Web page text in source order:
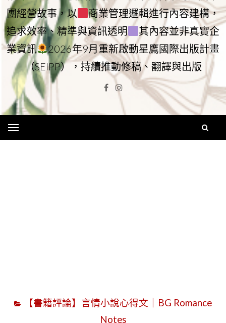
團經營故事，以
商業管理邏輯進行內容建構，
追求效率、精準與資訊透明
其內容並非真實企
業資訊
2026年9月重新啟動星鷹國際出版計畫
（SEIPP），持續推動修稿、翻譯與出版
Facebook
Instagram
【書籍評論】言情小說心得文｜BG Romance
Notes